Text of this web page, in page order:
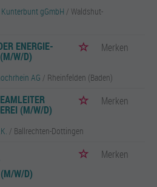
gGmbH / Waldshut-
ENERGIE-
W/D)
Merken
AG / Rheinfelden (Baden)
(M/W/D)
Merken
/ Ballrechten-Dottingen
W/D)
Merken